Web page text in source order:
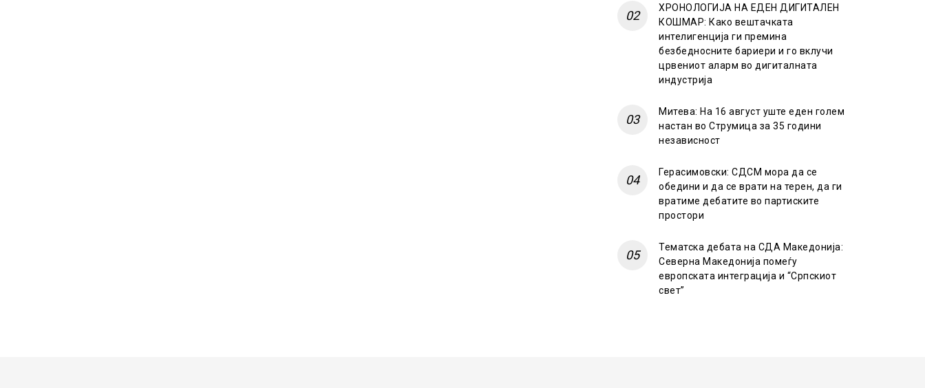
ХРОНОЛОГИЈА НА ЕДЕН ДИГИТАЛЕН
КОШМАР: Како вештачката
интелигенција ги премина
безбедносните бариери и го вклучи
црвениот аларм во дигиталната
индустрија
Митева: На 16 август уште еден голем
настан во Струмица за 35 години
независност
Герасимовски: СДСМ мора да се
обедини и да се врати на терен, да ги
вратиме дебатите во партиските
простори
Тематска дебата на СДА Македонија:
Северна Македонија помеѓу
европската интеграција и “Српскиот
свет”